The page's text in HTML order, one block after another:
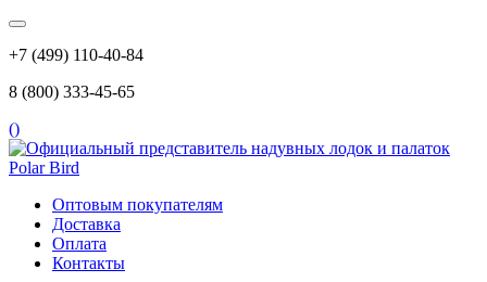
+7 (499) 110-40-84
8 (800) 333-45-65
()
Оптовым покупателям
Доставка
Оплата
Контакты